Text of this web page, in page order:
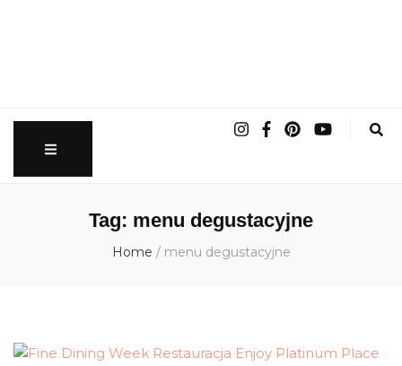
Tag: menu degustacyjne
Home / menu degustacyjne